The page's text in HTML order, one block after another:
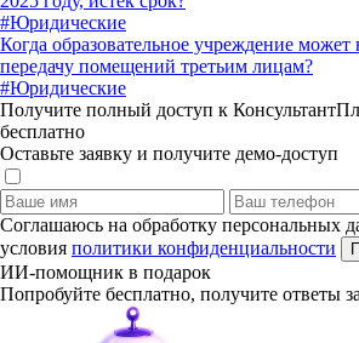
#Юридические
Когда образовательное учреждение может
передачу помещений третьим лицам?
#Юридические
Получите полный доступ к
бесплатно
Оставьте заявку и получите демо-доступ
Соглашаюсь на обработку персональных
условия политики конфиденциальности
ИИ-помощник в подарок
Попробуйте бесплатно, получите ответы